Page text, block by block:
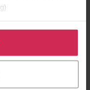
samtykke til å
Du kan også
formål ved å klikke
Women And